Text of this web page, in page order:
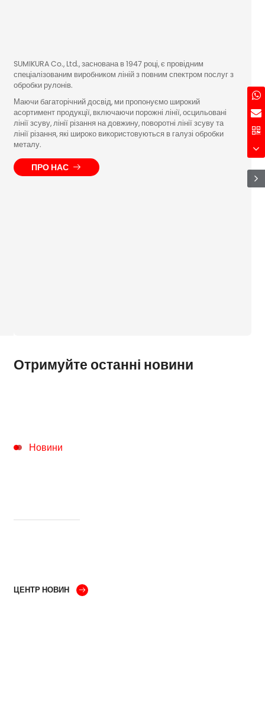
SUMIKURA Co., Ltd., заснована в 1947 році, є провідним
спеціалізованим виробником ліній з повним спектром послуг з
обробки рулонів.
Маючи багаторічний досвід, ми пропонуємо широкий
асортимент продукції, включаючи порожні лінії, осцильовані
лінії зсуву, лінії різання на довжину, поворотні лінії зсуву та
лінії різання, які широко використовуються в галузі обробки
металу.
ПРО НАС 
Отримуйте останні новини
Новини
ЦЕНТР НОВИН 